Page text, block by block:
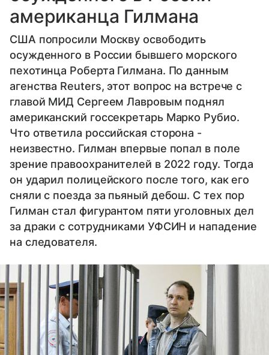
американца Гилмана
США попросили Москву освободить
осужденного в России бывшего морского
пехотинца Роберта Гилмана. По данным
агенства Reuters, этот вопрос на встрече с
главой МИД Сергеем Лавровым поднял
американский госсекретарь Марко Рубио.
Что ответила российская сторона -
неизвестно. Гилман впервые попал в поле
зрение правоохранителей в 2022 году. Тогда
он ударил полицейского после того, как его
сняли с поезда за пьяный дебош. С тех пор
Гилман стал фигурантом пяти уголовных дел
за драки с сотрудниками УФСИН и нападение
на следователя.